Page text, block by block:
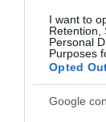
I want to
Retention,
Personal
Purposes
Opted
Google
utasonként
10,50
kibocsátási
jármű esetén
10,50